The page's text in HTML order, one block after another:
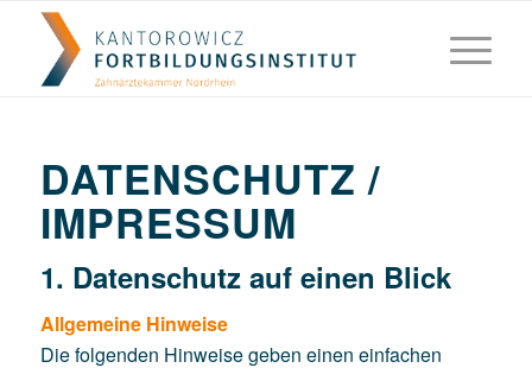
DATENSCHUTZ /
IMPRESSUM
1. Datenschutz auf einen Blick
Allgemeine Hinweise
Die folgenden Hinweise geben einen einfachen